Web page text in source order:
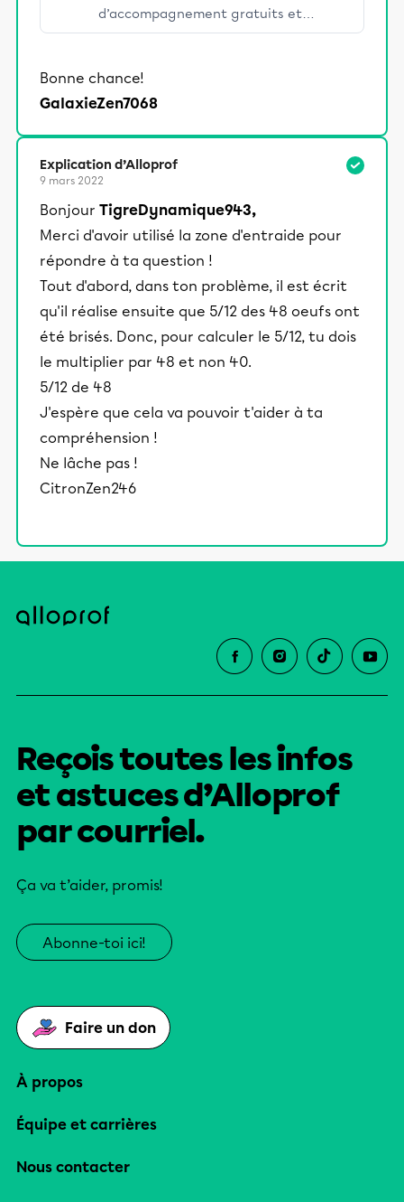
d’accompagnement gratuits et
stimulants, Alloprof engage les élèves
éducative.
Bonne chance!
GalaxieZen7068
Explication d’Alloprof
9 mars 2022
Bonjour TigreDynamique943,
Merci d'avoir utilisé la zone d'entraide pour
répondre à ta question !
Tout d'abord, dans ton problème, il est écrit
qu'il réalise ensuite que 5/12 des 48 oeufs ont
été brisés. Donc, pour calculer le 5/12, tu dois
le multiplier par 48 et non 40.
5/12 de 48
J'espère que cela va pouvoir t'aider à ta
compréhension !
Ne lâche pas !
CitronZen246
Reçois toutes les infos
et astuces d’Alloprof
par courriel.
Ça va t’aider, promis!
Abonne-toi ici!
Faire un don
À propos
Équipe et carrières
Nous contacter